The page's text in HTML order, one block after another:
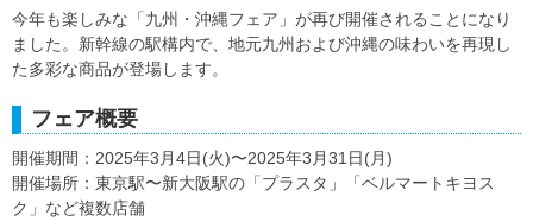
今年も楽しみな「九州・沖縄フェア」が再び開催されることになり
ました。新幹線の駅構内で、地元九州および沖縄の味わいを再現し
た多彩な商品が登場します。
フェア概要
開催期間：2025年3月4日(火)〜2025年3月31日(月)
開催場所：東京駅〜新大阪駅の「プラスタ」「ベルマートキヨス
ク」など複数店舗